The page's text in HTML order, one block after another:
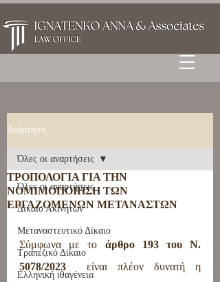
Ανάρτηση
Όλες οι αναρτήσεις
Δίκαιο Ακινήτων
Μεταναστευτικό Δίκαιο
Τραπεζικό Δίκαιο
Ελληνική ιθαγένεια
Όλες οι αναρτήσεις
ΤΡΟΠΟΛΟΓΙΑ ΓΙΑ ΤΗΝ
ΝΟΜΙΜΟΠΟΙΗΣΗ ΤΩΝ
ΕΡΓΑΖΟΜΕΝΩΝ ΜΕΤΑΝΑΣΤΩΝ
Σύμφωνα με το άρθρο 193 του Ν.
5078/2023 είναι πλέον δυνατή η